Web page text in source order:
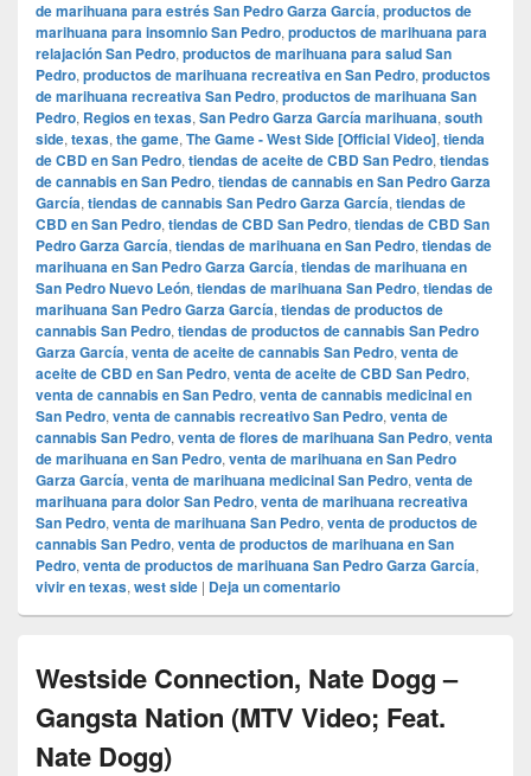
de marihuana para estrés San Pedro Garza García, productos de
marihuana para insomnio San Pedro, productos de marihuana para
relajación San Pedro, productos de marihuana para salud San
Pedro, productos de marihuana recreativa en San Pedro, productos
de marihuana recreativa San Pedro, productos de marihuana San
Pedro, Regios en texas, San Pedro Garza García marihuana, south
side, texas, the game, The Game - West Side [Official Video], tienda
de CBD en San Pedro, tiendas de aceite de CBD San Pedro, tiendas
de cannabis en San Pedro, tiendas de cannabis en San Pedro Garza
García, tiendas de cannabis San Pedro Garza García, tiendas de
CBD en San Pedro, tiendas de CBD San Pedro, tiendas de CBD San
Pedro Garza García, tiendas de marihuana en San Pedro, tiendas de
marihuana en San Pedro Garza García, tiendas de marihuana en
San Pedro Nuevo León, tiendas de marihuana San Pedro, tiendas de
marihuana San Pedro Garza García, tiendas de productos de
cannabis San Pedro, tiendas de productos de cannabis San Pedro
Garza García, venta de aceite de cannabis San Pedro, venta de
aceite de CBD en San Pedro, venta de aceite de CBD San Pedro,
venta de cannabis en San Pedro, venta de cannabis medicinal en
San Pedro, venta de cannabis recreativo San Pedro, venta de
cannabis San Pedro, venta de flores de marihuana San Pedro, venta
de marihuana en San Pedro, venta de marihuana en San Pedro
Garza García, venta de marihuana medicinal San Pedro, venta de
marihuana para dolor San Pedro, venta de marihuana recreativa
San Pedro, venta de marihuana San Pedro, venta de productos de
cannabis San Pedro, venta de productos de marihuana en San
Pedro, venta de productos de marihuana San Pedro Garza García,
vivir en texas, west side | Deja un comentario
Westside Connection, Nate Dogg –
Gangsta Nation (MTV Video; Feat.
Nate Dogg)